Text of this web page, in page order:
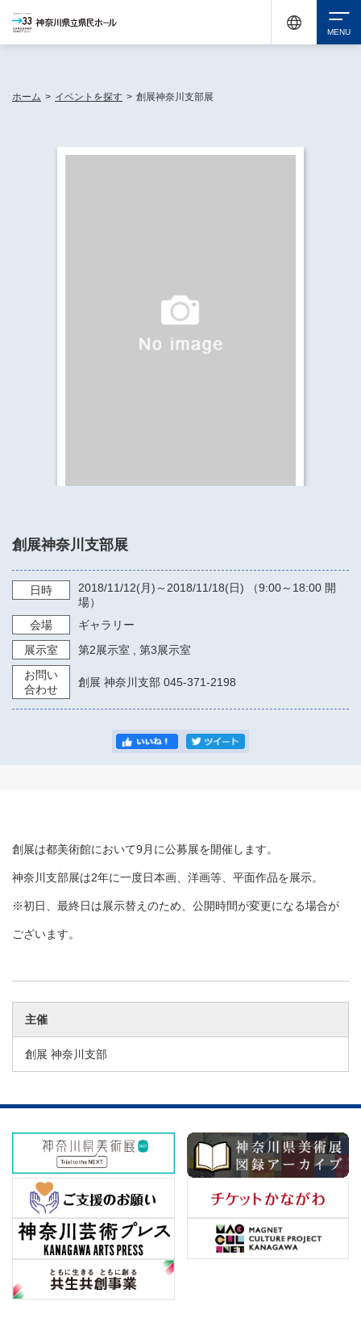
ホーム > イベントを探す > 創展神奈川支部展
創展神奈川支部展
日時 2018/11/12(月)～ 2018/11/18(日) （9:00～18:00 開
場）
会場
ギャラリー
展示室
第2展示室
第3展示室
お問い
合わせ
創展 神奈川支部 045-371-2198
創展は都美術館において9月に公募展を開催します。
神奈川支部展は2年に一度日本画、洋画等、平面作品を展示。
※初日、最終日は展示替えのため、公開時間が変更になる場合が
ございます。
主催
創展 神奈川支部